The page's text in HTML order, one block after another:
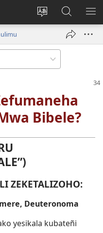
Mu
Mukene
(opens
Mubate
Litaba
fa
Bibele?
ZEKETALIZOHO:
Deuteronoma
yesikala kubateñi